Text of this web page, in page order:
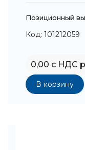
Позиционный
Код: 101212059
0,00 с НДС
В корзину